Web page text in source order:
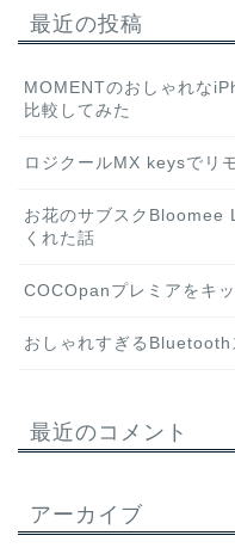
最近の投稿
MOMENTのおしゃれな
比較してみた
ロジクールMX keysでリ
お花のサブスクBloomee
くれた話
COCOpanプレミアをキ
おしゃれすぎるBluetooth
最近のコメント
アーカイブ